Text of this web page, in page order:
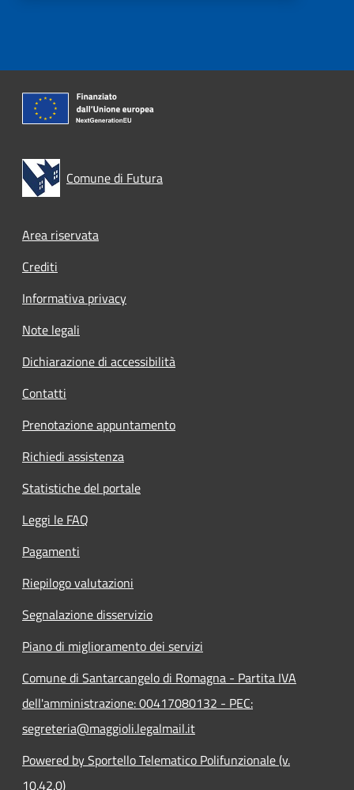
Comune di Futura
Footer menu
Area riservata
Crediti
Informativa privacy
Note legali
Dichiarazione di accessibilità
Contatti
Prenotazione appuntamento
Richiedi assistenza
Statistiche del portale
Leggi le FAQ
Pagamenti
Riepilogo valutazioni
Segnalazione disservizio
Piano di miglioramento dei servizi
Comune di Santarcangelo di Romagna - Partita IVA
dell'amministrazione: 00417080132 - PEC:
segreteria@maggioli.legalmail.it
Powered by Sportello Telematico Polifunzionale (v.
10.42.0)